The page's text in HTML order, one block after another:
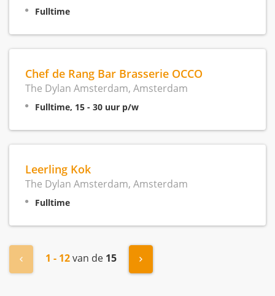
Fulltime
Chef de Rang Bar Brasserie OCCO
The Dylan Amsterdam, Amsterdam
Fulltime, 15 - 30 uur p/w
Leerling Kok
The Dylan Amsterdam, Amsterdam
Fulltime
« Vorige1 - 12van de 15 Volgende »